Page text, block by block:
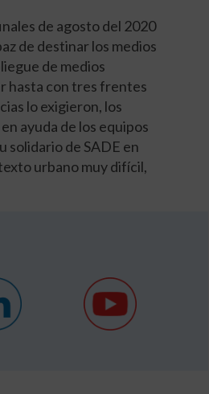
de agosto del 2020
de destinar los medios
de medios
hasta con tres frentes
lo exigieron, los
ayuda de los equipos
solidario de SADE en
urbano muy difícil,